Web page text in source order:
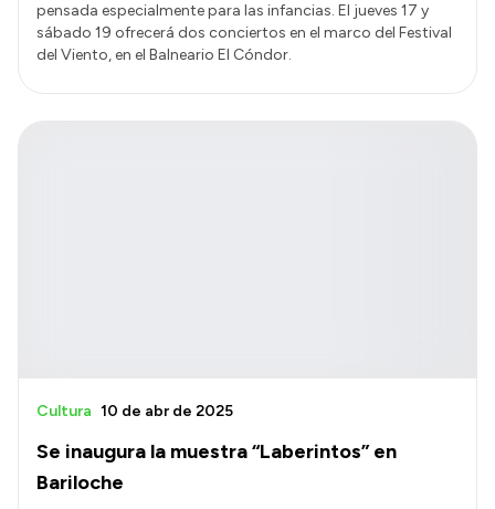
pensada especialmente para las infancias. El jueves 17 y
sábado 19 ofrecerá dos conciertos en el marco del Festival
del Viento, en el Balneario El Cóndor.
Se inaugura la muestra “Laberintos” en
Bariloche
Cultura 10 de abr de 2025